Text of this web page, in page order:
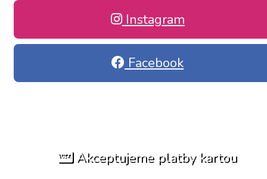
Instagram
Facebook
Akceptujeme platby kartou